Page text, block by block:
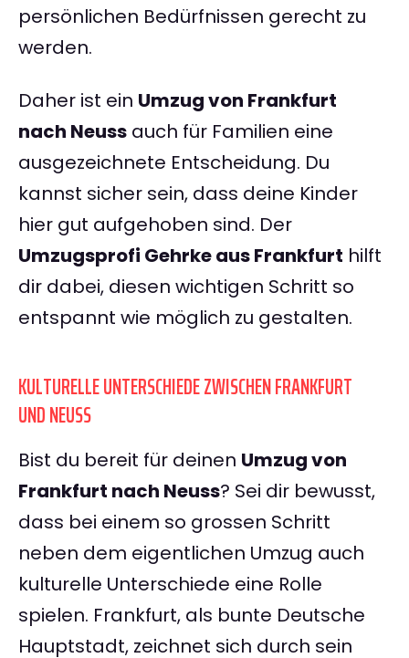
persönlichen Bedürfnissen gerecht zu
werden.
Daher ist ein Umzug von Frankfurt
nach Neuss auch für Familien eine
ausgezeichnete Entscheidung. Du
kannst sicher sein, dass deine Kinder
hier gut aufgehoben sind. Der
Umzugsprofi Gehrke aus Frankfurt hilft
dir dabei, diesen wichtigen Schritt so
entspannt wie möglich zu gestalten.
KULTURELLE UNTERSCHIEDE ZWISCHEN FRANKFURT
UND NEUSS
Bist du bereit für deinen Umzug von
Frankfurt nach Neuss? Sei dir bewusst,
dass bei einem so grossen Schritt
neben dem eigentlichen Umzug auch
kulturelle Unterschiede eine Rolle
spielen. Frankfurt, als bunte Deutsche
Hauptstadt, zeichnet sich durch sein